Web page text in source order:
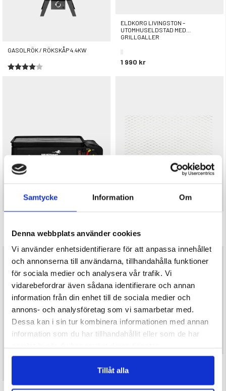
Samtycke Information Om
Denna webbplats använder cookies
Vi använder enhetsidentifierare för att anpassa innehållet
och annonserna till användarna, tillhandahålla funktioner
för sociala medier och analysera vår trafik. Vi
vidarebefordrar även sådana identifierare och annan
information från din enhet till de sociala medier och
annons- och analysföretag som vi samarbetar med.
Dessa kan i sin tur kombinera informationen med annan
information som du har tillhandahållit eller som de har
Tillåt alla
GASOLRÖK / RÖKSKÅP 4.4KW
Betyg:
4.0 utav 5 stjärnor
ELDKORG LIVINGSTON –
UTOMHUSELDSTAD MED
GRILLGALLER
1 990 kr
699 kr
Betyg:
4.5 utav 5 stjärnor
249 kr
Betyg:
4.2 utav 5 stjärnor
KALLRÖKNING – TILL RÖKSKÅP